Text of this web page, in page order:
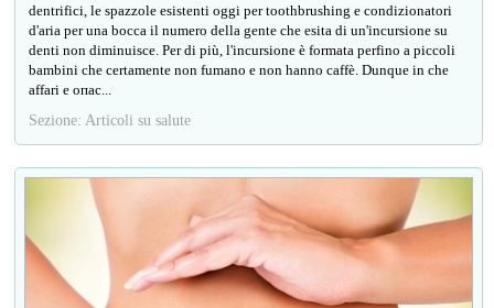
dentrifici, le spazzole esistenti oggi per toothbrushing e condizionatori
d'aria per una bocca il numero della gente che esita di un'incursione su
denti non diminuisce. Per di più, l'incursione è formata perfino a piccoli
bambini che certamente non fumano e non hanno caffè. Dunque in che
affari e опас...
Sezione: Articoli su salute